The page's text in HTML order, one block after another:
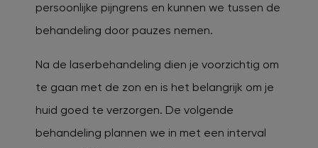
persoonlijke pijngrens en kunnen we tussen de
behandeling door pauzes nemen.
Na de laserbehandeling dien je voorzichtig om
te gaan met de zon en is het belangrijk om je
huid goed te verzorgen. De volgende
behandeling plannen we in met een interval